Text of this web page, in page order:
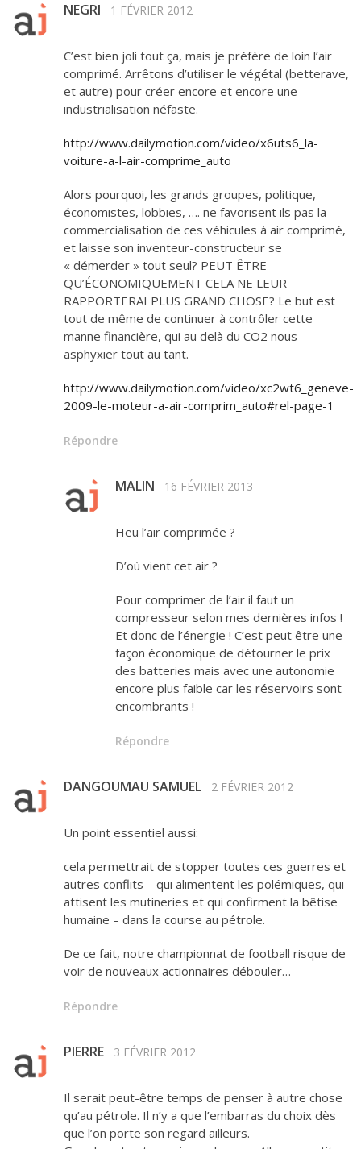
NEGRI 1 FÉVRIER 2012
C’est bien joli tout ça, mais je préfère de loin l’air
comprimé. Arrêtons d’utiliser le végétal (betterave,
et autre) pour créer encore et encore une
industrialisation néfaste.
http://www.dailymotion.com/video/x6uts6_la-
voiture-a-l-air-comprime_auto
Alors pourquoi, les grands groupes, politique,
économistes, lobbies, …. ne favorisent ils pas la
commercialisation de ces véhicules à air comprimé,
et laisse son inventeur-constructeur se
« démerder » tout seul? PEUT ÊTRE
QU’ÉCONOMIQUEMENT CELA NE LEUR
RAPPORTERAI PLUS GRAND CHOSE? Le but est
tout de même de continuer à contrôler cette
manne financière, qui au delà du CO2 nous
asphyxier tout au tant.
http://www.dailymotion.com/video/xc2wt6_geneve-
2009-le-moteur-a-air-comprim_auto#rel-page-1
Répondre
MALIN 16 FÉVRIER 2013
Heu l’air comprimée ?
D’où vient cet air ?
Pour comprimer de l’air il faut un
compresseur selon mes dernières infos !
Et donc de l’énergie ! C’est peut être une
façon économique de détourner le prix
des batteries mais avec une autonomie
encore plus faible car les réservoirs sont
encombrants !
Répondre
DANGOUMAU SAMUEL 2 FÉVRIER 2012
Un point essentiel aussi:
cela permettrait de stopper toutes ces guerres et
autres conflits – qui alimentent les polémiques, qui
attisent les mutineries et qui confirment la bêtise
humaine – dans la course au pétrole.
De ce fait, notre championnat de football risque de
voir de nouveaux actionnaires débouler…
Répondre
PIERRE 3 FÉVRIER 2012
Il serait peut-être temps de penser à autre chose
qu’au pétrole. Il n’y a que l’embarras du choix dès
que l’on porte son regard ailleurs.